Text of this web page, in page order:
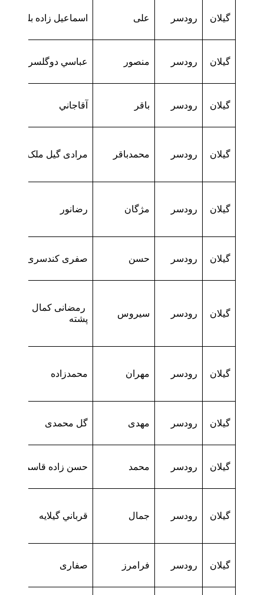
گیلان رودسر علی اسماعیل زاده بلترک
گیلان رودسر منصور عباسي دوگلسري
گیلان رودسر باقر آقاجاني
گیلان رودسر محمدباقر مرادی گیل ملک
گیلان رودسر مژگان رضانور
گیلان رودسر حسن صفری کندسری
گیلان رودسر سیروس
رمضانی کمال الدین
پشته
گیلان رودسر مهران محمدزاده
گیلان رودسر مهدی گل محمدی
گیلان رودسر محمد حسن زاده قاسم آباد
گیلان رودسر جمال قرباني گيلايه
گیلان رودسر فرامرز صفاری